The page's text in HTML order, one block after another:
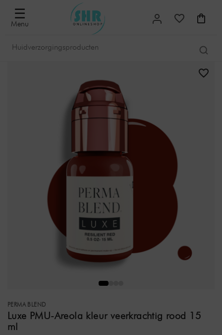
☰
Menu
PERMA BLEND
Luxe PMU-Areola kleur veerkrachtig rood 15
ml